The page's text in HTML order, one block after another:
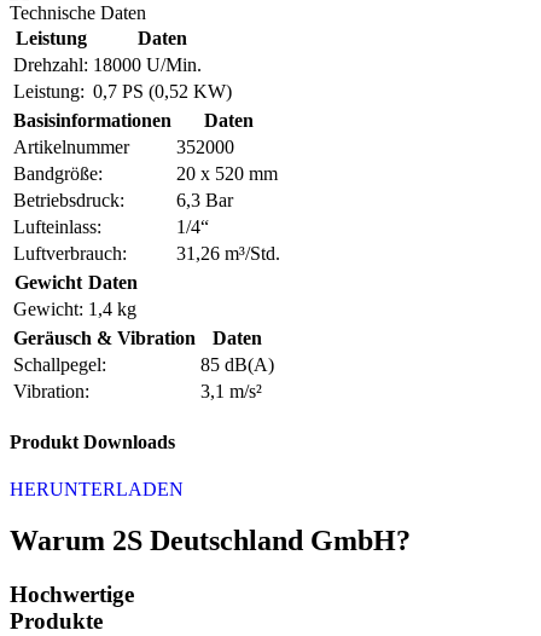
Technische Daten
Leistung
Daten
Drehzahl: 18000 U/Min.
Leistung: 0,7 PS (0,52 KW)
Basisinformationen
Daten
Artikelnummer
352000
Bandgröße:
20 x 520 mm
Betriebsdruck:
6,3 Bar
Lufteinlass:
1/4“
Luftverbrauch:
31,26 m³/Std.
Gewicht Daten
Gewicht: 1,4 kg
Geräusch & Vibration
Daten
Schallpegel:
85 dB(A)
Vibration:
3,1 m/s²
Produkt Downloads
HERUNTERLADEN
Warum 2S Deutschland GmbH?
Hochwertige
Produkte